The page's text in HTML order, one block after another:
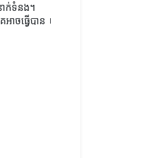
ាក់ទំនង។
ាចធ្វើបាន।